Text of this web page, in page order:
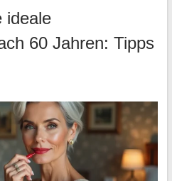
ideale
60 Jahren: Tipps